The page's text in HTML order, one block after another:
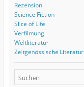
Rezension
Science Fiction
Slice of Life
Verfilmung
Weltliteratur
Zeitgenössische Literatur